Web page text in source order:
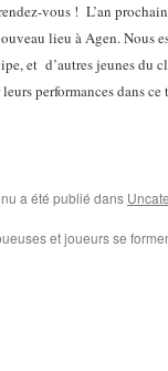
vous ! L’an
lieu à Agen. Nous
et d’autres jeunes du
performances dans
a été publié dans
et joueurs se